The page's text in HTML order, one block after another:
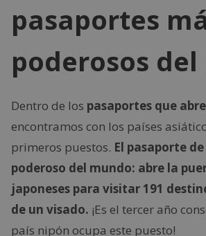
pasaportes
poderosos
Dentro de los pasaportes que
encontramos con los países
primeros puestos. El pasaporte
poderoso del mundo: abre la
japoneses para visitar 191
de un visado. ¡Es el tercer año
país nipón ocupa este puesto!